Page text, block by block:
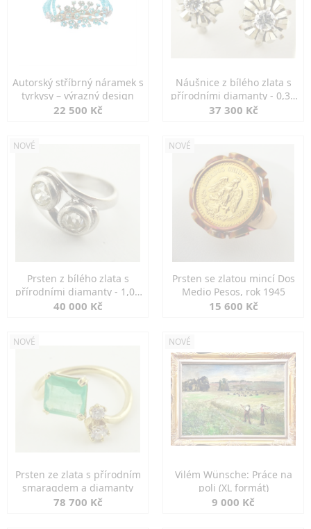
Autorský stříbrný náramek s
tyrkysy – výrazný design
22 500 Kč
Náušnice z bílého zlata s
přírodními diamanty - 0,30
ct
37 300 Kč
NOVÉ
Prsten z bílého zlata s
přírodními diamanty - 1,00
ct
40 000 Kč
NOVÉ
Prsten se zlatou mincí Dos
Medio Pesos, rok 1945
15 600 Kč
NOVÉ
Prsten ze zlata s přírodním
smaragdem a diamanty
78 700 Kč
NOVÉ
Vilém Wünsche: Práce na
poli (XL formát)
9 000 Kč